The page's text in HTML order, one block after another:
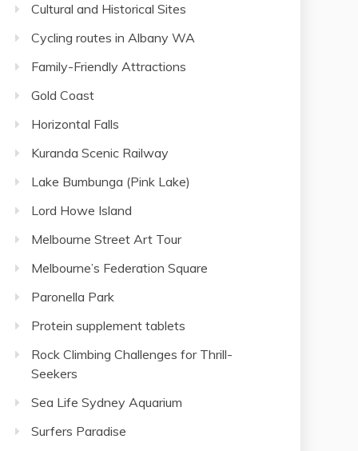
Cultural and Historical Sites
Cycling routes in Albany WA
Family-Friendly Attractions
Gold Coast
Horizontal Falls
Kuranda Scenic Railway
Lake Bumbunga (Pink Lake)
Lord Howe Island
Melbourne Street Art Tour
Melbourne’s Federation Square
Paronella Park
Protein supplement tablets
Rock Climbing Challenges for Thrill-
Seekers
Sea Life Sydney Aquarium
Surfers Paradise